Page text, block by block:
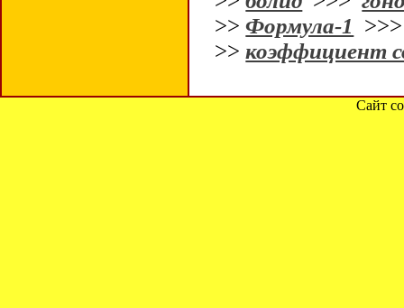
>>Формула-1
>>коэффициент
Сайт